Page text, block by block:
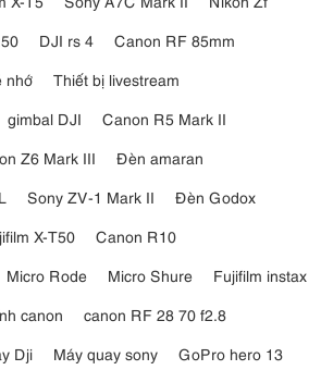
DJI rs 4
Canon RF 85mm
nhớ
Thiết bị livestream
gimbal DJI
Canon R5 Mark II
Z6 Mark III
Đèn amaran
Sony ZV-1 Mark II
Đèn Godox
X-T50
Canon R10
Micro Rode Micro Shure
Fujifilm instax
canon
canon RF 28 70 f2.8
Dji Máy quay sony
GoPro hero 13